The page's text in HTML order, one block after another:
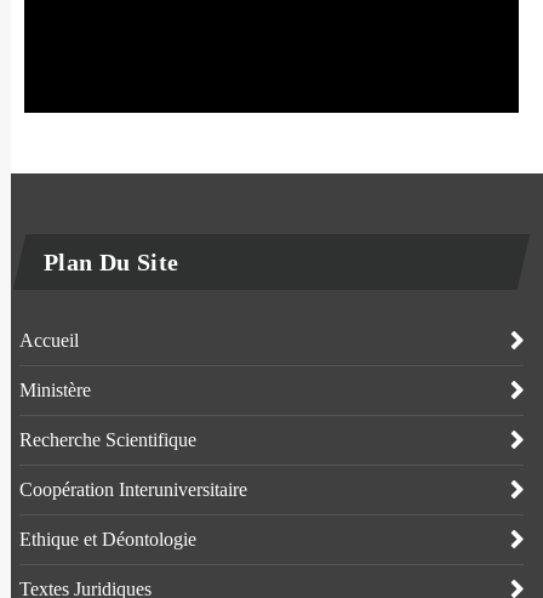
Plan Du Site
Accueil
Ministère
Recherche Scientifique
Coopération Interuniversitaire
Ethique et Déontologie
Textes Juridiques